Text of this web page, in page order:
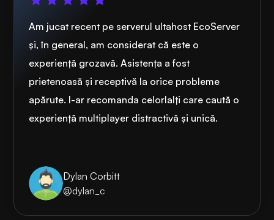
Am jucat recent pe serverul ultahost EcoServer
și, în general, am considerat că este o
experiență grozavă. Asistența a fost
prietenoasă și receptivă la orice probleme
apărute. l-ar recomanda celorlalți care caută o
experiență multiplayer distractivă și unică.
Dylan Corbitt
@dylan_c